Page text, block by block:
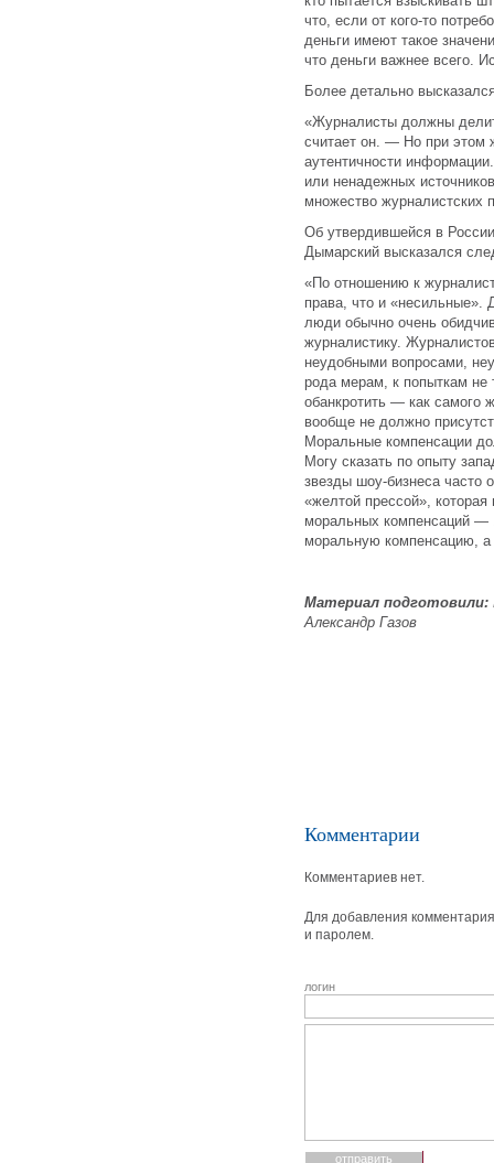
что, если от кого-то
деньги имеют такое
что деньги важнее всего.
Более детально
«Журналисты должны
считает он. — Но при этом
аутентичности
или ненадежных
множество журналистских
Об утвердившейся в
Дымарский высказался
«По отношению к
права, что и «несильные».
люди обычно очень
журналистику.
неудобными вопросами,
рода мерам, к попыткам не
обанкротить — как самого
вообще не должно
Моральные компенсации
Могу сказать по опыту
звезды шоу-бизнеса часто
«желтой прессой»,
моральных компенсаций —
моральную компенсацию,
Материал подготовили:
Александр Газов
Комментарии
Комментариев нет.
Для добавления
и паролем.
логин